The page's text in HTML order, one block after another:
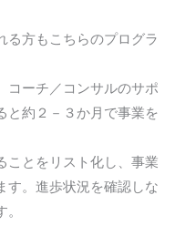
る方もこちらのプログラ
コーチ／コンサルのサポ
と約２－３か月で事業を
ことをリスト化し、事業
す。進歩状況を確認しな